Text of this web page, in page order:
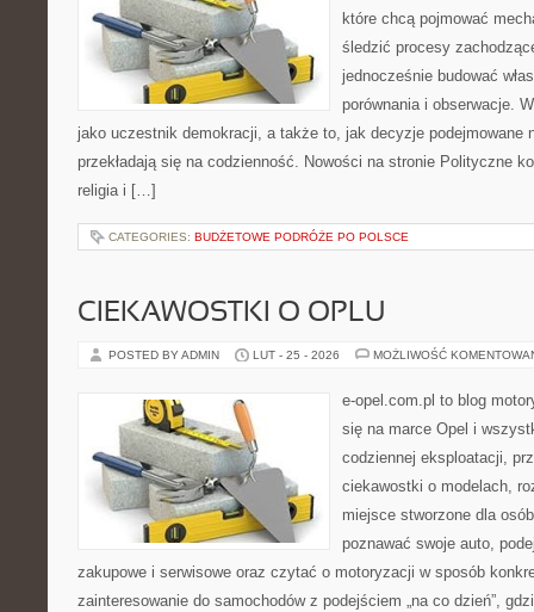
które chcą pojmować
śledzić procesy
jednocześnie budować
porównania i obserwacje.
jako uczestnik demokracji, a także to, jak decyzje podejmowane
przekładają się na codzienność. Nowości na stronie Polityczne
religia i […]
CATEGORIES: BUDŻETOWE PODRÓŻE PO POLSCE
CIEKAWOSTKI O OPLU
POSTED BY ADMIN LUT - 25 - 2026 MOŻLIWOŚĆ
e-opel.com.pl to blog
się na marce Opel i
codziennej eksploatacji,
ciekawostki o modelach,
miejsce stworzone dla
poznawać swoje auto,
zakupowe i serwisowe oraz czytać o motoryzacji w sposób
zainteresowanie do samochodów z podejściem „na co dzień”,